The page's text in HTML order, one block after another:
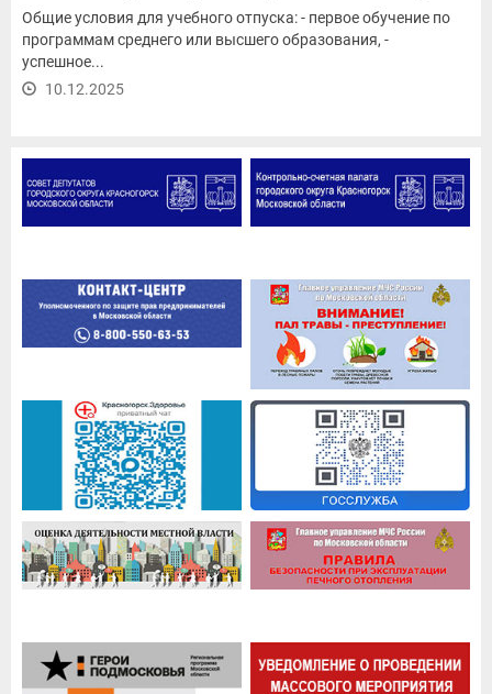
Общие условия для учебного отпуска: - первое обучение по
программам среднего или высшего образования, -
успешное...
10.12.2025